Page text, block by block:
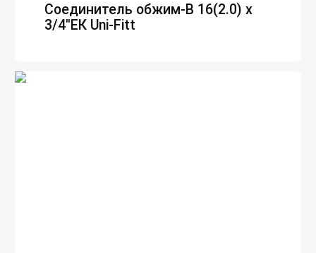
Соединитель обжим-В 16(2.0) х
3/4"ЕК Uni-Fitt